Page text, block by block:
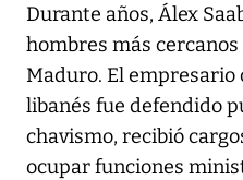
Durante años, Álex
hombres más
Maduro. El empresario
libanés fue defendido
chavismo, recibió
ocupar funciones